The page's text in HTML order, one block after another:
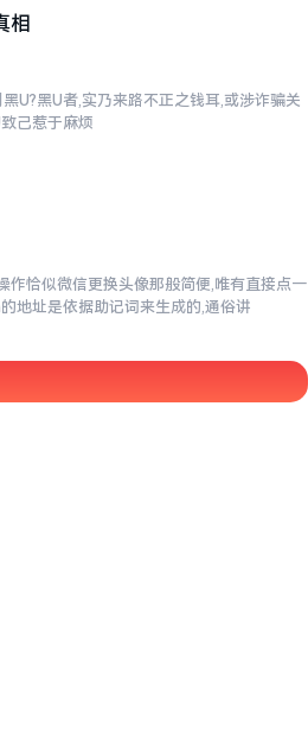
相
U?黑U者,实乃来路不正之钱耳,或涉诈骗关
己惹于麻烦
恰似微信更换头像那般简便,唯有直接点一
地址是依据助记词来生成的,通俗讲